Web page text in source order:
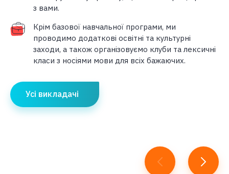
з вами.
Крім базової навчальної програми, ми
проводимо додаткові освітні та культурні
заходи, а також організовуємо клуби та лексичні
класи з носіями мови для всіх бажаючих.
Усі викладачі